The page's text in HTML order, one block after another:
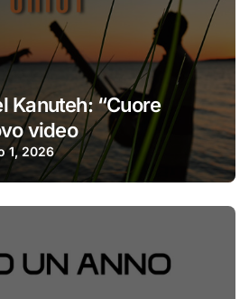
Kanuteh: “Cuore
video
1, 2026